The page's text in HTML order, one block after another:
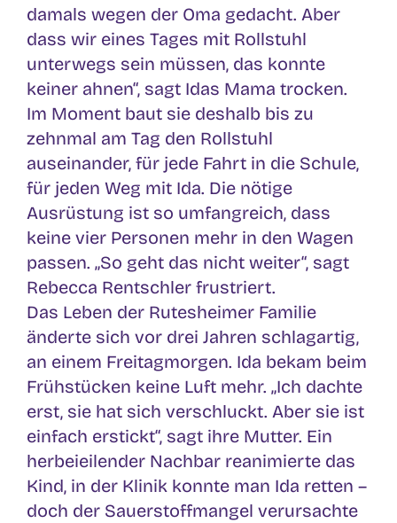
damals wegen der Oma gedacht. Aber
dass wir eines Tages mit Rollstuhl
unterwegs sein müssen, das konnte
keiner ahnen“, sagt Idas Mama trocken.
Im Moment baut sie deshalb bis zu
zehnmal am Tag den Rollstuhl
auseinander, für jede Fahrt in die Schule,
für jeden Weg mit Ida. Die nötige
Ausrüstung ist so umfangreich, dass
keine vier Personen mehr in den Wagen
passen. „So geht das nicht weiter“, sagt
Rebecca Rentschler frustriert.
Das Leben der Rutesheimer Familie
änderte sich vor drei Jahren schlagartig,
an einem Freitagmorgen. Ida bekam beim
Frühstücken keine Luft mehr. „Ich dachte
erst, sie hat sich verschluckt. Aber sie ist
einfach erstickt“, sagt ihre Mutter. Ein
herbeieilender Nachbar reanimierte das
Kind, in der Klinik konnte man Ida retten –
doch der Sauerstoffmangel verursachte